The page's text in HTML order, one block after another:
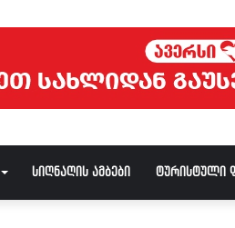
სიღნაღის ამბები ტურისტული